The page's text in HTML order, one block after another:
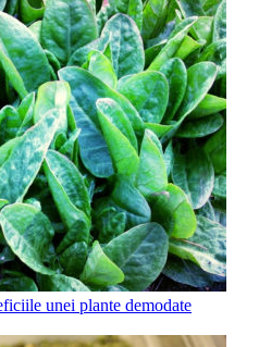
unei plante demodate